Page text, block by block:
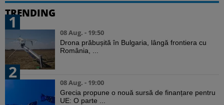
TRENDING
1
08 Aug. - 19:50
Drona prăbușită în Bulgaria, lângă frontiera cu
România, ...
2
08 Aug. - 19:00
Grecia propune o nouă sursă de finanțare pentru
UE: O parte ...